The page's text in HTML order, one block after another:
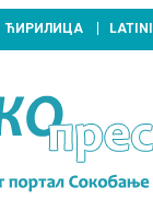
ЋИРИЛИЦА